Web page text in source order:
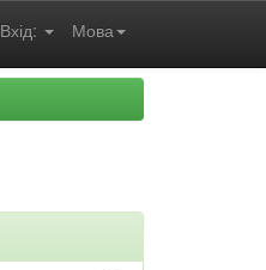
Мова
Вхід: